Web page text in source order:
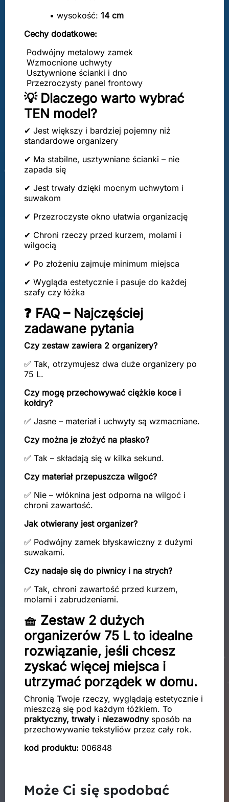
• wysokość: 14 cm
Cechy dodatkowe:
Podwójny metalowy zamek
Wzmocnione uchwyty
Usztywnione ścianki i dno
Przezroczysty panel frontowy
💡 Dlaczego warto wybrać
TEN model?
✔ Jest większy i bardziej pojemny niż
standardowe organizery
✔ Ma stabilne, usztywniane ścianki – nie
zapada się
✔ Jest trwały dzięki mocnym uchwytom i
suwakom
✔ Przezroczyste okno ułatwia organizację
✔ Chroni rzeczy przed kurzem, molami i
wilgocią
✔ Po złożeniu zajmuje minimum miejsca
✔ Wygląda estetycznie i pasuje do każdej
szafy czy łóżka
❓ FAQ – Najczęściej
zadawane pytania
Czy zestaw zawiera 2 organizery?
✅ Tak, otrzymujesz dwa duże organizery po
75 L.
Czy mogę przechowywać ciężkie koce i
kołdry?
✅ Jasne – materiał i uchwyty są wzmacniane.
Czy można je złożyć na płasko?
✅ Tak – składają się w kilka sekund.
Czy materiał przepuszcza wilgoć?
✅ Nie – włóknina jest odporna na wilgoć i
chroni zawartość.
Jak otwierany jest organizer?
✅ Podwójny zamek błyskawiczny z dużymi
suwakami.
Czy nadaje się do piwnicy i na strych?
✅ Tak, chroni zawartość przed kurzem,
molami i zabrudzeniami.
🧺 Zestaw 2 dużych
organizerów 75 L to idealne
rozwiązanie, jeśli chcesz
zyskać więcej miejsca i
utrzymać porządek w domu.
Chronią Twoje rzeczy, wyglądają estetycznie i
mieszczą się pod każdym łóżkiem. To
praktyczny, trwałyi niezawodnysposób na
przechowywanie tekstyliów przez cały rok.
kod produktu: 006848
Może Ci się spodobać